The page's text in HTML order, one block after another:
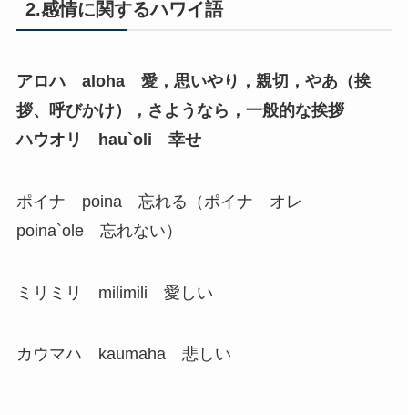
2.感情に関するハワイ語
アロハ aloha 愛，思いやり，親切，やあ（挨
拶、呼びかけ），さようなら，一般的な挨拶
ハウオリ hau`oli 幸せ
ポイナ poina 忘れる（ポイナ オレ
poina`ole 忘れない）
ミリミリ milimili 愛しい
カウマハ kaumaha 悲しい